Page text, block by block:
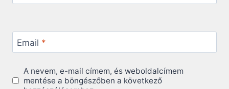
Email *
A nevem, e-mail címem, és weboldalcímem
mentése a böngészőben a következő